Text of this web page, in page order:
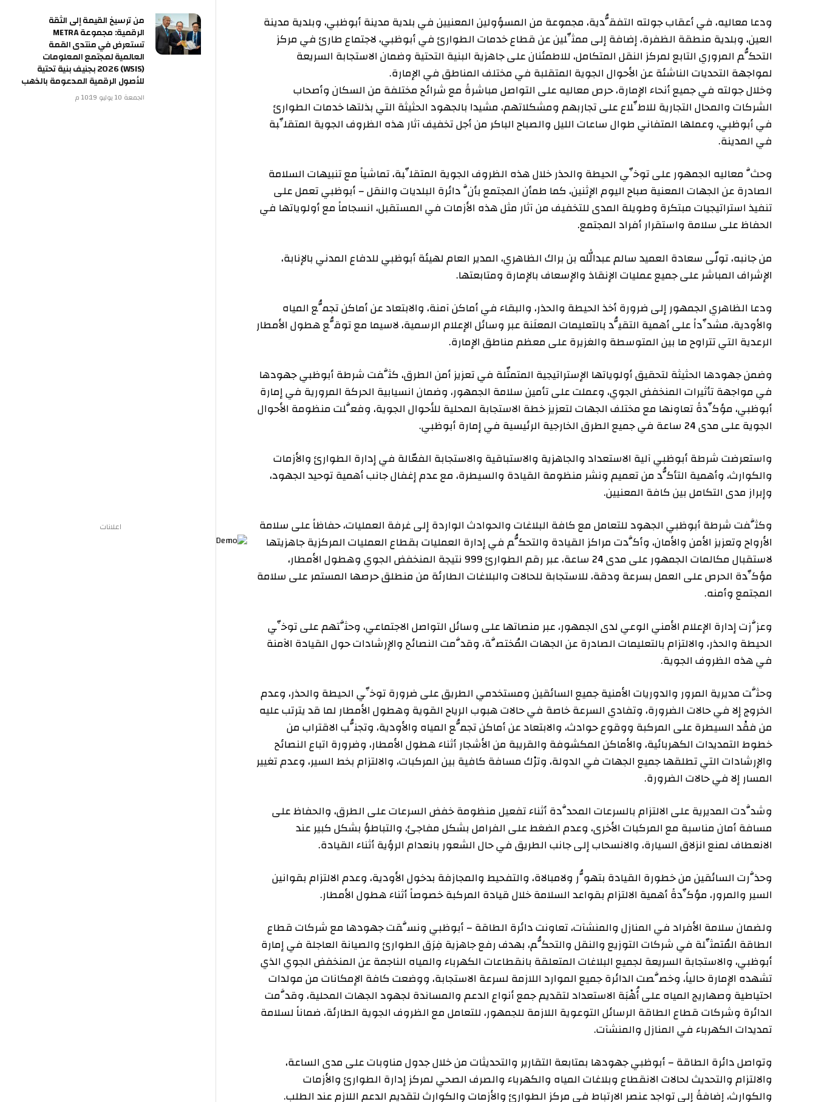
ودعا معاليه، في أعقاب جولته التفقُّدية، مجموعة من المسؤولين المعنيين في بلدية مدينة أبوظبي، وبلدية مدينة
العين، وبلدية منطقة الظفرة، إضافة إلى ممثِّلين عن قطاع خدمات الطوارئ في أبوظبي، لاجتماع طارئ في مركز
التحكُّم المروري التابع لمركز النقل المتكامل، للاطمئنان على جاهزية البنية التحتية وضمان الاستجابة السريعة
لمواجهة التحديات الناشئة عن الأحوال الجوية المتقلبة في مختلف المناطق في الإمارة.
وخلال جولته في جميع أنحاء الإمارة، حرص معاليه على التواصل مباشرةً مع شرائح مختلفة من السكان وأصحاب
الشركات والمحال التجارية للاطِّلاع على تجاربهم ومشكلاتهم، مشيدا بالجهود الحثيثة التي بذلتها خدمات الطوارئ
في أبوظبي، وعملها المتفاني طوال ساعات الليل والصباح الباكر من أجل تخفيف آثار هذه الظروف الجوية المتقلِّبة
في المدينة.
وحثَّ معاليه الجمهور على توخِّي الحيطة والحذر خلال هذه الظروف الجوية المتقلِّبة، تماشياً مع تنبيهات السلامة
الصادرة عن الجهات المعنية صباح اليوم الإثنين، كما طمأن المجتمع بأنَّ دائرة البلديات والنقل – أبوظبي تعمل على
تنفيذ استراتيجيات مبتكرة وطويلة المدى للتخفيف من آثار مثل هذه الأزمات في المستقبل، انسجاماً مع أولوياتها في
الحفاظ على سلامة واستقرار أفراد المجتمع.
من جانبه، تولّى سعادة العميد سالم عبدالله بن براك الظاهري، المدير العام لهيئة أبوظبي للدفاع المدني بالإنابة،
الإشراف المباشر على جميع عمليات الإنقاذ والإسعاف بالإمارة ومتابعتها.
ودعا الظاهري الجمهور إلى ضرورة أخذ الحيطة والحذر، والبقاء في أماكن آمنة، والابتعاد عن أماكن تجمُّع المياه
والأودية، مشدِّداً على أهمية التقيُّد بالتعليمات المعلَنة عبر وسائل الإعلام الرسمية، لاسيما مع توقُّع هطول الأمطار
الرعدية التي تتراوح ما بين المتوسطة والغزيرة على معظم مناطق الإمارة.
وضمن جهودها الحثيثة لتحقيق أولوياتها الإستراتيجية المتمثّلة في تعزيز أمن الطرق، كثَّفت شرطة أبوظبي جهودها
في مواجهة تأثيرات المنخفض الجوي، وعملت على تأمين سلامة الجمهور، وضمان انسيابية الحركة المرورية في إمارة
أبوظبي، مؤكِّدةً تعاونها مع مختلف الجهات لتعزيز خطة الاستجابة المحلية للأحوال الجوية، وفعَّلت منظومة الأحوال
الجوية على مدى 24 ساعة في جميع الطرق الخارجية الرئيسية في إمارة أبوظبي.
واستعرضت شرطة أبوظبي آلية الاستعداد والجاهزية والاستباقية والاستجابة الفعّالة في إدارة الطوارئ والأزمات
والكوارث، وأهمية التأكُّد من تعميم ونشر منظومة القيادة والسيطرة، مع عدم إغفال جانب أهمية توحيد الجهود،
وإبراز مدى التكامل بين كافة المعنيين.
وكثَّفت شرطة أبوظبي الجهود للتعامل مع كافة البلاغات والحوادث الواردة إلى غرفة العمليات، حفاظاً على سلامة
الأرواح وتعزيز الأمن والأمان، وأكَّدت مراكز القيادة والتحكُّم في إدارة العمليات بقطاع العمليات المركزية جاهزيتها
لاستقبال مكالمات الجمهور على مدى 24 ساعة، عبر رقم الطوارئ 999 نتيجة المنخفض الجوي وهطول الأمطار،
مؤكِّدة الحرص على العمل بسرعة ودقة، للاستجابة للحالات والبلاغات الطارئة من منطلق حرصها المستمر على سلامة
المجتمع وأمنه.
وعزَّزت إدارة الإعلام الأمني الوعي لدى الجمهور، عبر منصاتها على وسائل التواصل الاجتماعي، وحثَّتهم على توخِّي
الحيطة والحذر، والالتزام بالتعليمات الصادرة عن الجهات المُختصَّة، وقدَّمت النصائح والإرشادات حول القيادة الآمنة
في هذه الظروف الجوية.
وحثَّت مديرية المرور والدوريات الأمنية جميع السائقين ومستخدمي الطريق على ضرورة توخِّي الحيطة والحذر، وعدم
الخروج إلا في حالات الضرورة، وتفادي السرعة خاصة في حالات هبوب الرياح القوية وهطول الأمطار لما قد يترتب عليه
من فقْد السيطرة على المركبة ووقوع حوادث، والابتعاد عن أماكن تجمُّع المياه والأودية، وتجنُّب الاقتراب من
خطوط التمديدات الكهربائية، والأماكن المكشوفة والقريبة من الأشجار أثناء هطول الأمطار، وضرورة اتباع النصائح
والإرشادات التي تطلقها جميع الجهات في الدولة، وترْك مسافة كافية بين المركبات، والالتزام بخط السير، وعدم تغيير
المسار إلا في حالات الضرورة.
وشدَّدت المديرية على الالتزام بالسرعات المحدَّدة أثناء تفعيل منظومة خفض السرعات على الطرق، والحفاظ على
مسافة أمان مناسبة مع المركبات الأخرى، وعدم الضغط على الفرامل بشكل مفاجئ، والتباطؤ بشكل كبير عند
الانعطاف لمنع انزلاق السيارة، والانسحاب إلى جانب الطريق في حال الشعور بانعدام الرؤية أثناء القيادة.
وحذَّرت السائقين من خطورة القيادة بتهوُّر ولامبالاة، والتفحيط والمجازفة بدخول الأودية، وعدم الالتزام بقوانين
السير والمرور، مؤكِّدةً أهمية الالتزام بقواعد السلامة خلال قيادة المركبة خصوصاً أثناء هطول الأمطار.
ولضمان سلامة الأفراد في المنازل والمنشآت، تعاونت دائرة الطاقة – أبوظبي ونسَّقت جهودها مع شركات قطاع
الطاقة المُتمثِّلة في شركات التوزيع والنقل والتحكُّم، بهدف رفع جاهزية فِرَق الطوارئ والصيانة العاجلة في إمارة
أبوظبي، والاستجابة السريعة لجميع البلاغات المتعلقة بانقطاعات الكهرباء والمياه الناجمة عن المنخفض الجوي الذي
تشهده الإمارة حالياً، وخصَّصت الدائرة جميع الموارد اللازمة لسرعة الاستجابة، ووضعت كافة الإمكانات من مولدات
احتياطية وصهاريج المياه على أُهْبَة الاستعداد لتقديم جمع أنواع الدعم والمساندة لجهود الجهات المحلية، وقدَّمت
الدائرة وشركات قطاع الطاقة الرسائل التوعوية اللازمة للجمهور، للتعامل مع الظروف الجوية الطارئة، ضماناً لسلامة
تمديدات الكهرباء في المنازل والمنشآت.
وتواصل دائرة الطاقة – أبوظبي جهودها بمتابعة التقارير والتحديثات من خلال جدول مناوبات على مدى الساعة،
والالتزام والتحديث لحالات الانقطاع وبلاغات المياه والكهرباء والصرف الصحي لمركز إدارة الطوارئ والأزمات
والكوارث، إضافةً إلى تواجد عنصر الارتباط في مركز الطوارئ والأزمات والكوارث لتقديم الدعم اللازم عند الطلب.
من ترسيخ القيمة إلى الثقة
الرقمية: مجموعة METRA
تستعرض في منتدى القمة
العالمية لمجتمع المعلومات
(WSIS) 2026 بجنيف بنية تحتية
للأصول الرقمية المدعومة بالذهب